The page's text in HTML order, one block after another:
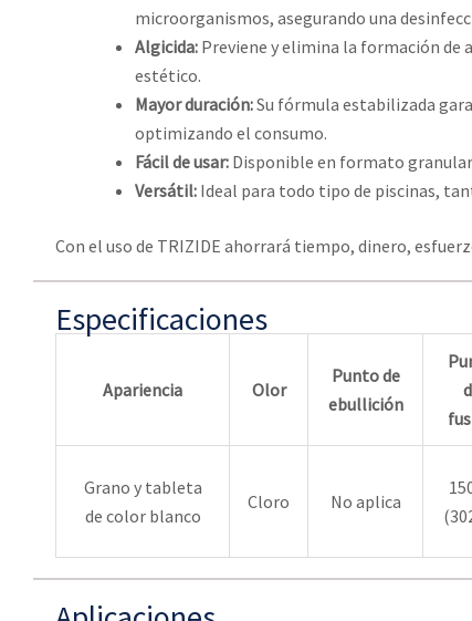
microorganismos, asegurando una
Algicida: Previene y elimina la formación de
estético.
Mayor duración:Su fórmula estabilizada
optimizando el consumo.
Fácil de usar: Disponible en formato
Versátil: Ideal para todo tipo de piscinas,
Con el uso de TRIZIDE ahorrará tiempo, dinero,
Especificaciones
Apariencia Olor
Punto de
ebullición
Grano y tableta
de color blanco
Cloro No aplica